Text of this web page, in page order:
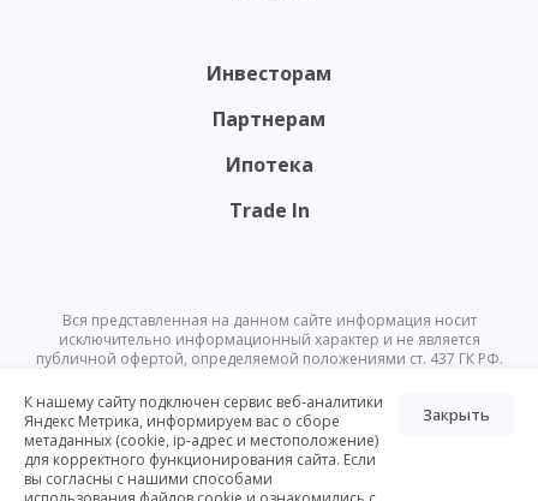
Инвесторам
Партнерам
Ипотека
Trade In
Вся представленная на данном сайте информация носит
исключительно информационный характер и не является
публичной офертой, определяемой положениями ст. 437 ГК РФ.
изменена в любое время без предварительного уведомления.
© Nikoliers 2026
Положение об обработке персональных данных
К нашему сайту подключен сервис веб-аналитики
Яндекс Метрика, информируем вас о сборе
метаданных (cookie, ip-адрес и местоположение)
для корректного функционирования сайта. Если
вы согласны с нашими способами
Закрыть